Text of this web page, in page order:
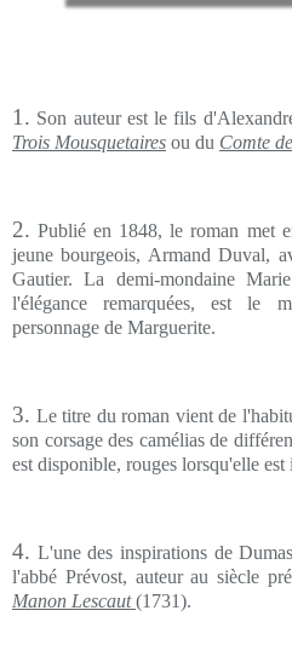
1. Son auteur est le fils
Trois Mousquetaires ou du Comte
2. Publié en 1848, le roman met
jeune bourgeois, Armand Duval,
Gautier. La demi-mondaine
l'élégance remarquées, est le
personnage de Marguerite.
3. Le titre du roman vient de
son corsage des camélias de
est disponible, rouges lorsqu'elle est
4. L'une des inspirations de
l'abbé Prévost, auteur au siècle
Manon Lescaut (1731).